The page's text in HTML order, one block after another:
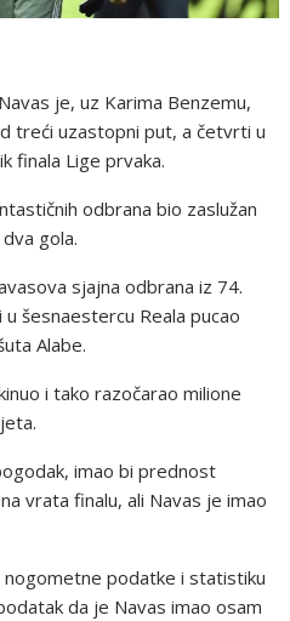
je, uz Karima Benzemu,
treći uzastopni put, a četvrti u
finala Lige prvaka.
odbrana bio zaslužan
gola.
sjajna odbrana iz 74.
šesnaestercu Reala pucao
Alabe.
i tako razočarao milione
imao bi prednost
vrata finalu, ali Navas je imao
nogometne podatke i statistiku
da je Navas imao osam